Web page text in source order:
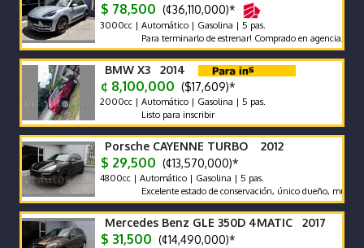
$ 78,500 (¢36,110,000)*
3000cc | Automático | Gasolina | 5 pas.
Para terminarlo de estrenar! Comprado en agencia, único
BMW X3 2014
¢ 8,100,000 ($17,609)*
2000cc | Automático | Gasolina | 5 pas.
Listo para inscribir
Porsche CAYENNE TURBO 2012
$ 29,500 (¢13,570,000)*
4800cc | Automático | Gasolina | 5 pas.
Excelente estado de conservación, único dueño, muy bajo
Mercedes Benz GLE 350D 4MATIC 2017
$ 31,500 (¢14,490,000)*